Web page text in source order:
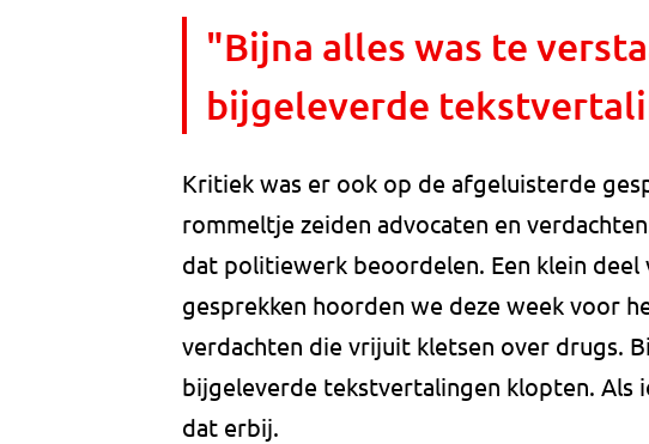
"Bijna alles was te
bijgeleverde
Kritiek was er ook op de afgeluisterde
rommeltje zeiden advocaten en
dat politiewerk beoordelen. Een klein deel
gesprekken hoorden we deze week voor
verdachten die vrijuit kletsen over drugs.
bijgeleverde tekstvertalingen klopten. Als
dat erbij.